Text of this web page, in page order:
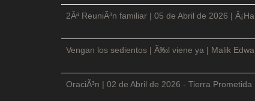
2Âª ReuniÃ³n familiar | 05 de Abril de 2026 |
Vengan los sedientos | Ã‰l viene ya | Malik
OraciÃ³n | 02 de Abril de 2026 - Tierra Prometida